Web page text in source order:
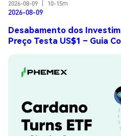
2026-08-09
10-15m
2026-08-09
Desabamento dos
Preço Testa US$1 – Guia